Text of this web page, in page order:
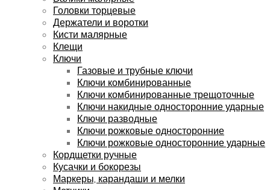
Головки торцевые
Держатели и воротки
Кисти малярные
Клещи
Ключи
Газовые и трубные ключи
Ключи комбинированные
Ключи комбинированные трещоточные
Ключи накидные односторонние ударные
Ключи разводные
Ключи рожковые односторонние
Ключи рожковые односторонние ударные
Кордщетки ручные
Кусачки и бокорезы
Маркеры, карандаши и мелки